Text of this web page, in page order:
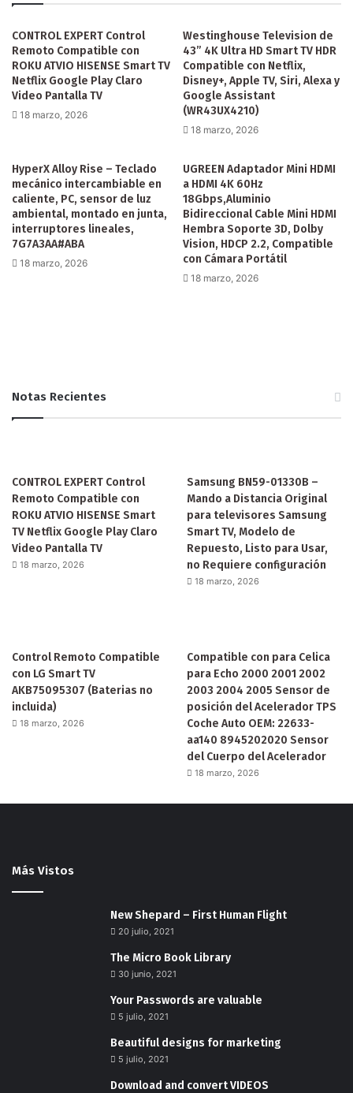
CONTROL EXPERT Control
Remoto Compatible con
ROKU ATVIO HISENSE Smart TV
Netflix Google Play Claro
Video Pantalla TV
18 marzo, 2026
Westinghouse Television de
43” 4K Ultra HD Smart TV HDR
Compatible con Netflix,
Disney+, Apple TV, Siri, Alexa y
Google Assistant
(WR43UX4210)
18 marzo, 2026
HyperX Alloy Rise – Teclado
mecánico intercambiable en
caliente, PC, sensor de luz
ambiental, montado en junta,
interruptores lineales,
7G7A3AA#ABA
18 marzo, 2026
UGREEN Adaptador Mini HDMI
a HDMI 4K 60Hz
18Gbps,Aluminio
Bidireccional Cable Mini HDMI
Hembra Soporte 3D, Dolby
Vision, HDCP 2.2, Compatible
con Cámara Portátil
18 marzo, 2026
Notas Recientes
CONTROL EXPERT Control
Remoto Compatible con
ROKU ATVIO HISENSE Smart
TV Netflix Google Play Claro
Video Pantalla TV
18 marzo, 2026
Samsung BN59-01330B –
Mando a Distancia Original
para televisores Samsung
Smart TV, Modelo de
Repuesto, Listo para Usar,
no Requiere configuración
18 marzo, 2026
Control Remoto Compatible
con LG Smart TV
AKB75095307 (Baterias no
incluida)
18 marzo, 2026
Compatible con para Celica
para Echo 2000 2001 2002
2003 2004 2005 Sensor de
posición del Acelerador TPS
Coche Auto OEM: 22633-
aa140 8945202020 Sensor
del Cuerpo del Acelerador
18 marzo, 2026
Más Vistos
New Shepard – First Human Flight
20 julio, 2021
The Micro Book Library
30 junio, 2021
Your Passwords are valuable
5 julio, 2021
Beautiful designs for marketing
5 julio, 2021
Download and convert VIDEOS